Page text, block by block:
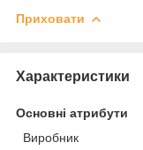
Приховати
Характеристики
Основні атрибути
Виробник